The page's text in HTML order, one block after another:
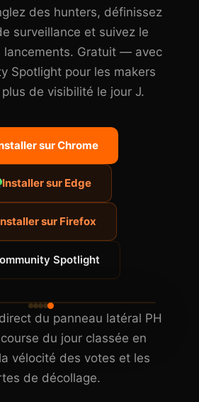
des hunters, définissez
surveillance et suivez le
lancements. Gratuit — avec
Spotlight pour les makers
de visibilité le jour J.
sur Chrome
Installer sur Edge
sur Firefox
Spotlight
du panneau latéral PH
du jour classée en
vélocité des votes et les
de décollage.